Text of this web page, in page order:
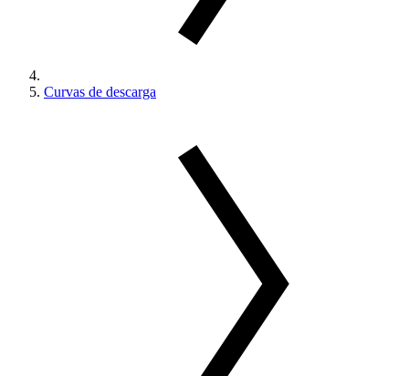
Curvas de descarga